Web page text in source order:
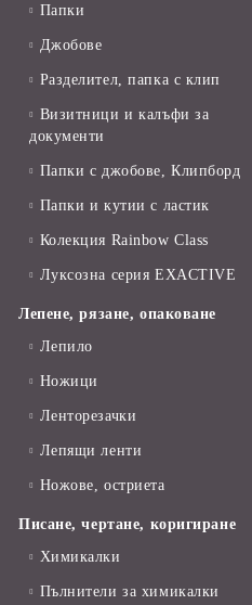
Папки
Джобове
Разделител, папка с клип
Визитници и калъфи за
документи
Папки с джобове, Клипборд
Папки и кутии с ластик
Колекция Rainbow Class
Луксозна серия EXACTIVE
Лепене, рязане, опаковане
Лепило
Ножици
Ленторезачки
Лепящи ленти
Ножове, остриета
Писане, чертане, коригиране
Химикалки
Пълнители за химикалки